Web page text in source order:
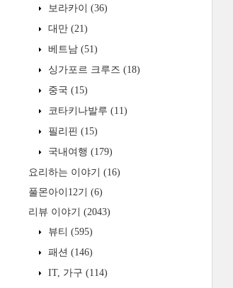
보라카이 (36)
대만 (21)
베트남 (51)
싱가포르 크루즈 (18)
중국 (15)
코타키나발루 (11)
필리핀 (15)
국내여행 (179)
요리하는 이야기 (16)
풀몬아이12기 (6)
리뷰 이야기 (2043)
뷰티 (595)
패션 (146)
IT, 가구 (114)